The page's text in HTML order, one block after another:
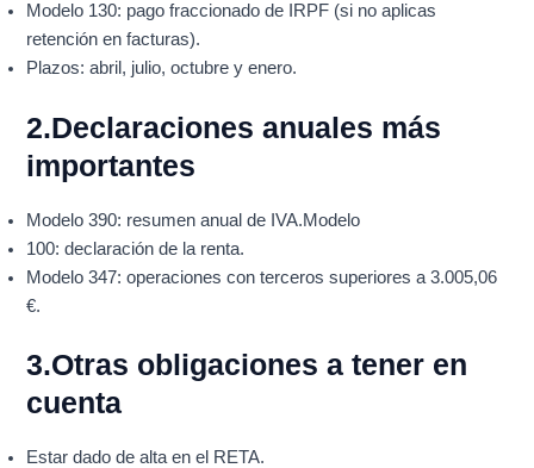
Modelo 130: pago fraccionado de IRPF (si no aplicas
retención en facturas).
Plazos: abril, julio, octubre y enero.
2.Declaraciones anuales más
importantes
Modelo 390: resumen anual de IVA.Modelo
100: declaración de la renta.
Modelo 347: operaciones con terceros superiores a 3.005,06
€.
3.Otras obligaciones a tener en
cuenta
Estar dado de alta en el RETA.